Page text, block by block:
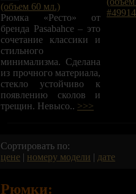
(объем 60 мл.)
Рюмка «‎Ресто»‎‎ от
бренда Pasabahce – это
сочетание классики и
стильного
минимализма. Сделана
из прочного материала,
стекло устойчиво к
появлению сколов и
трещин. Невысо.. >>>
Сортировать по:
цене | номеру модели | дате
Рюмки: